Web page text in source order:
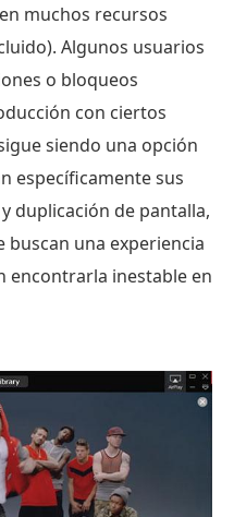
muchos recursos
Algunos usuarios
o bloqueos
con ciertos
siendo una opción
específicamente sus
duplicación de pantalla,
buscan una experiencia
encontrarla inestable en